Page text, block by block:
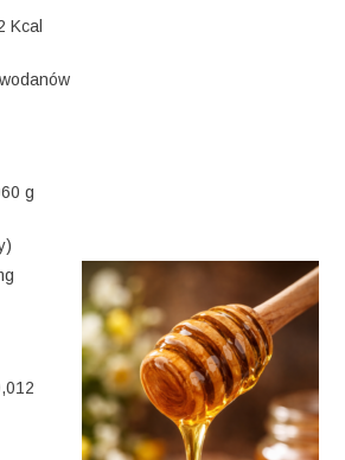
węglowodanów
askorbinowy)